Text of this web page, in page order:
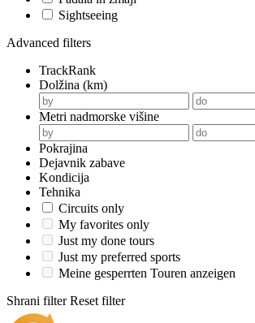
Sightseeing
Advanced filters
TrackRank
Dolžina (km)
Metri nadmorske višine
Pokrajina
Dejavnik zabave
Kondicija
Tehnika
Circuits only
My favorites only
Just my done tours
Just my preferred sports
Meine gesperrten Touren anzeigen
Shrani filter Reset filter